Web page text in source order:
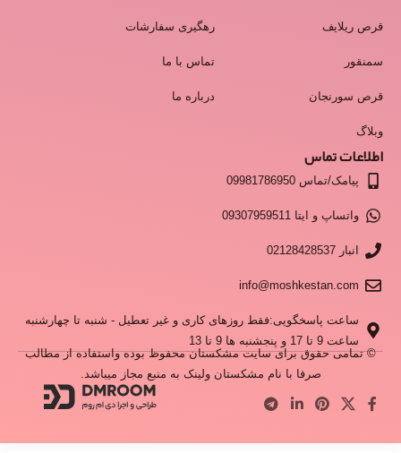
قرص ریلایف
سمنقور
قرص سورنجان
وبلاگ
رهگیری سفارشات
تماس با ما
درباره ما
اطلاعات تماس
پیامک/تماس 09981786950
واتساپ و ایتا 09307959511
انبار 02128428537
info@moshkestan.com
ساعت پاسخگویی:فقط روزهای کاری و غیر تعطیل - شنبه تا چهارشنبه
ساعت 9 تا 17 و پنجشنبه ها 9 تا 13
© تمامی حقوق برای سایت مشکستان محفوظ بوده واستفاده از مطالب
صرفا با نام مشکستان ولینک به منبع مجاز میباشد.